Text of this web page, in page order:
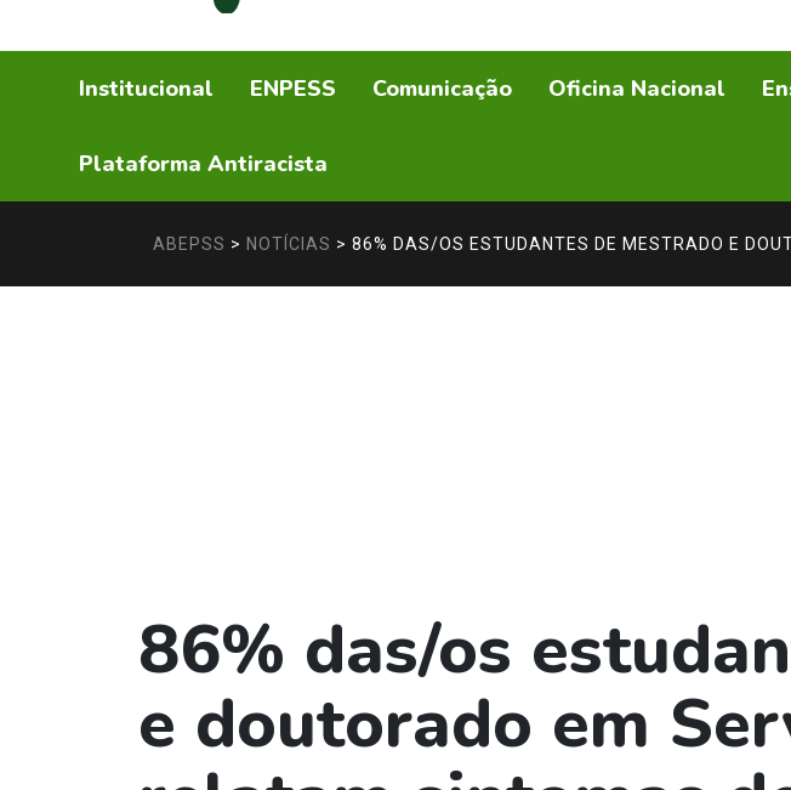
Institucional ENPESS Comunicação Oficina Nacional
Plataforma Antiracista
ABEPSS > NOTÍCIAS > 86% DAS/OS ESTUDANTES DE MESTRADO E
86% das/os
e doutorado em